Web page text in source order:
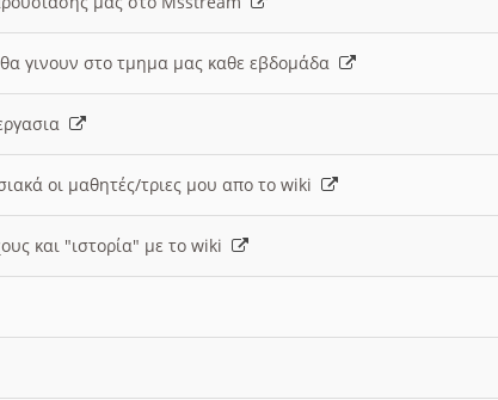
γινουν στο τμημα μας καθε εβδομάδα
οι μαθητές/τριες μου απο το wiki
και "ιστορία" με το wiki